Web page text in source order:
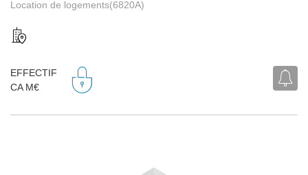
Location de logements(6820A)
EFFECTIF
CA M€